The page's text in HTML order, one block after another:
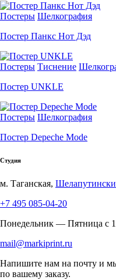
Постеры Шелкография
Постер Панкс Нот Дэд
Постеры Тиснение
Постер UNKLE
Постеры Шелкография
Постер Depeche Mode
Студия
м. Таганская,
+7 495 085-04-20
Понедельник — Пятница c
mail@markiprint.ru
Напишите нам на почту и
по вашему заказу.